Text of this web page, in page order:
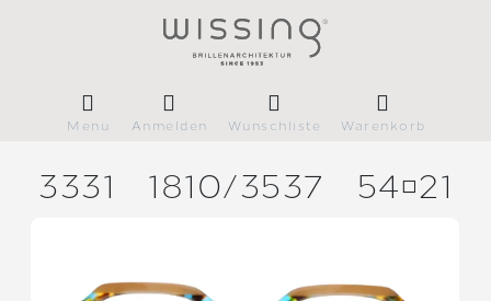
Menü Anmelden Wunschliste Warenkorb
3331 1810/3537 5421